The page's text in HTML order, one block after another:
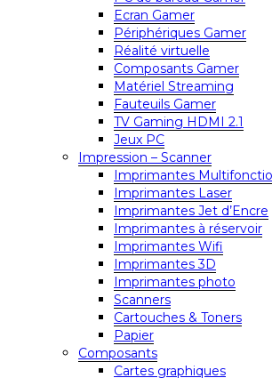
Ecran Gamer
Périphériques Gamer
Réalité virtuelle
Composants Gamer
Matériel Streaming
Fauteuils Gamer
TV Gaming HDMI 2.1
Jeux PC
Impression – Scanner
Imprimantes
Imprimantes Laser
Imprimantes Jet d’Encre
Imprimantes à réservoir
Imprimantes Wifi
Imprimantes 3D
Imprimantes photo
Scanners
Cartouches & Toners
Papier
Composants
Cartes graphiques